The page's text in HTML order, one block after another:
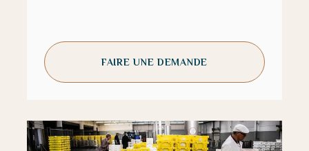
FAIRE UNE DEMANDE